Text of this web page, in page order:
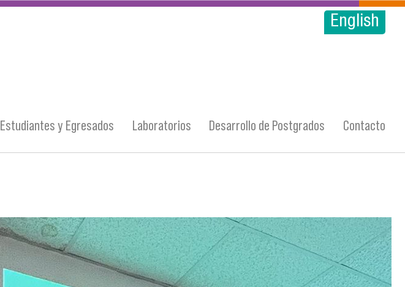
English
Estudiantes y Egresados Laboratorios Desarrollo de Postgrados Contacto